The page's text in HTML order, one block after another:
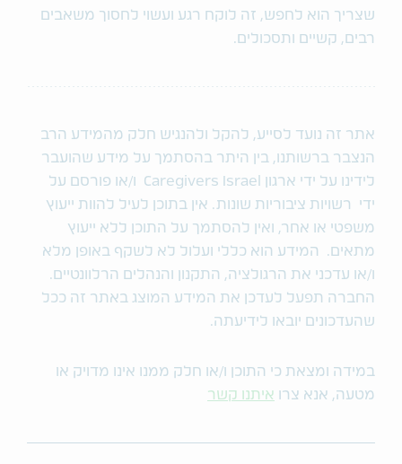
שצריך הוא לחפש, זה לוקח רגע ועשוי לחסוך משאבים
רבים, קשיים ותסכולים.
אתר זה נועד לסייע, להקל ולהנגיש חלק מהמידע הרב
הנצבר ברשותנו, בין היתר בהסתמך על מידע שהועבר
לידינו על ידי ארגון Caregivers Israel ו/או פורסם על
ידי רשויות ציבוריות שונות. אין בתוכן לעיל להוות ייעוץ
משפטי או אחר, ואין להסתמך על התוכן ללא ייעוץ
מתאים. המידע הוא כללי ועלול לא לשקף באופן מלא
ו/או עדכני את הרגולציה, התקנון והנהלים הרלוונטיים.
החברה תפעל לעדכן את המידע המוצג באתר זה ככל
שהעדכונים יובאו לידיעתה.
במידה ומצאת כי התוכן ו/או חלק ממנו אינו מדויק או
מטעה, אנא צרו איתנו קשר